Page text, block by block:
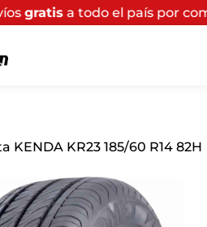
el país por compras
KENDA KR23 185/60 R14 82H